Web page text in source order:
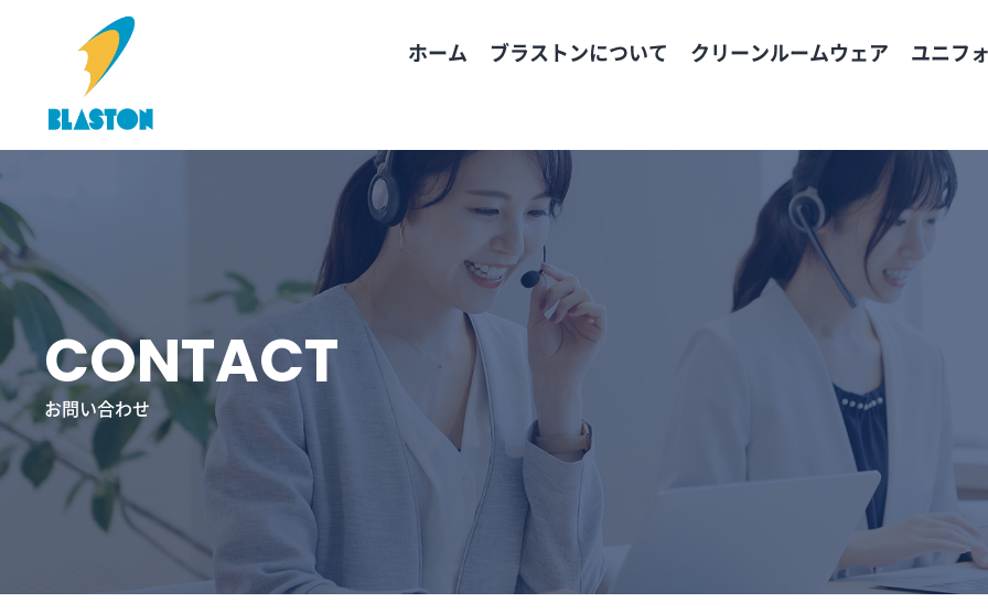
キ
ッ
プ
ホーム ブラストンについて クリーンルームウェア ユニフ
お問い合わせ
CONTACT
お問い合わせ